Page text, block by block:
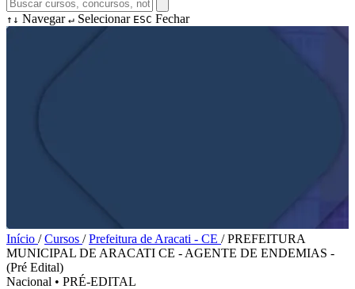
↑↓ Navegar ↵ Selecionar ESC Fechar
Início / Cursos / Prefeitura de Aracati - CE / PREFEITURA
MUNICIPAL DE ARACATI CE - AGENTE DE ENDEMIAS -
(Pré Edital)
Nacional • PRÉ-EDITAL